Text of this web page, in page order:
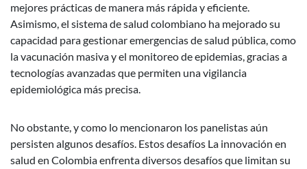
mejores prácticas de manera más rápida y eficiente.
Asimismo, el sistema de salud colombiano ha mejorado su
capacidad para gestionar emergencias de salud pública, como
la vacunación masiva y el monitoreo de epidemias, gracias a
tecnologías avanzadas que permiten una vigilancia
epidemiológica más precisa.
No obstante, y como lo mencionaron los panelistas aún
persisten algunos desafíos. Estos desafíos La innovación en
salud en Colombia enfrenta diversos desafíos que limitan su